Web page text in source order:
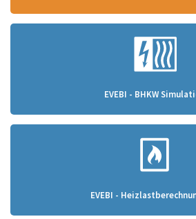
EVEBI - BHKW
EVEBI -